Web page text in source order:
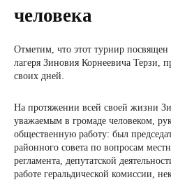
человека
Отметим, что этот турнир
лагеря Зиновия Корнеевича Терзи,
своих дней.
На протяжении всей своей жизни
уважаемым в громаде человеком,
общественную работу: был
районного совета по вопросам
регламента, депутатской
работе геральдической комиссии,